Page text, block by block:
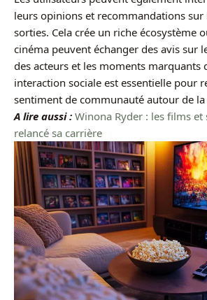
leurs opinions et recommandations sur
sorties. Cela crée un riche écosystème
cinéma peuvent échanger des avis sur
des acteurs et les moments marquants
interaction sociale est essentielle pour
sentiment de communauté autour de
A lire aussi : Winona Ryder : les films et
relancé sa carrière